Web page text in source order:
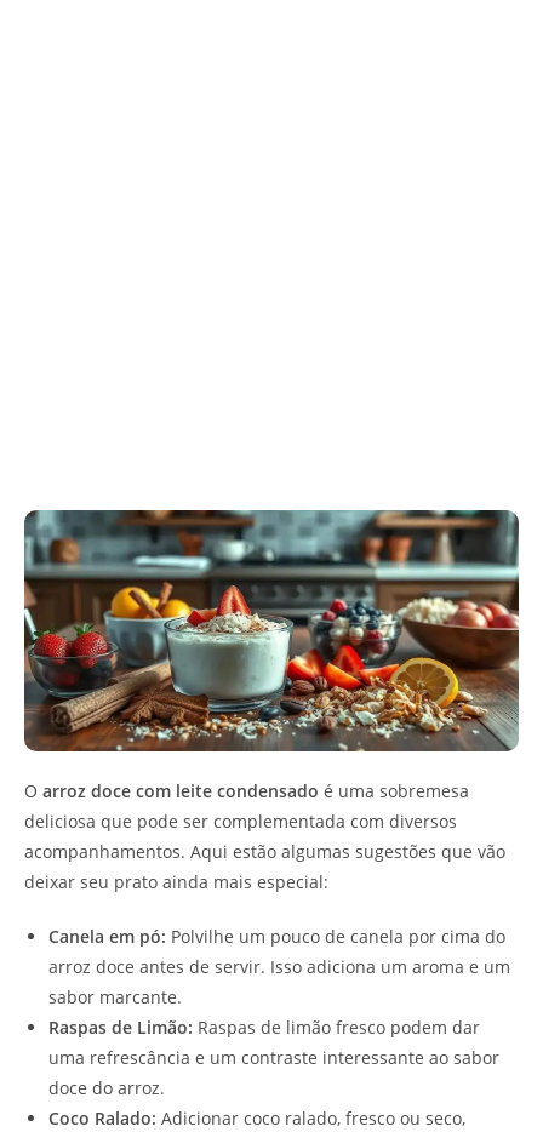
O arroz doce com leite condensado é uma sobremesa
deliciosa que pode ser complementada com diversos
acompanhamentos. Aqui estão algumas sugestões que vão
deixar seu prato ainda mais especial:
Canela em pó: Polvilhe um pouco de canela por cima do
arroz doce antes de servir. Isso adiciona um aroma e um
sabor marcante.
Raspas de Limão: Raspas de limão fresco podem dar
uma refrescância e um contraste interessante ao sabor
doce do arroz.
Coco Ralado: Adicionar coco ralado, fresco ou seco,